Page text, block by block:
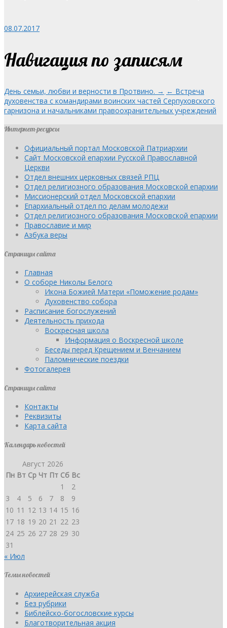
08.07.2017
Навигация по записям
День семьи, любви и верности в Протвино. → ← Встреча
духовенства с командирами воинских частей Серпуховского
гарнизона и начальниками правоохранительных учреждений
Интернет-ресурсы
Официальный портал Московской Патриархии
Сайт Московской епархии Русской Православной
Церкви
Отдел внешних церковных связей РПЦ
Отдел религиозного образования Московской епархии
Миссионерский отдел Московской епархии
Епархиальный отдел по делам молодежи
Отдел религиозного образования Московской епархии
Православие и мир
Азбука веры
Страницы сайта
Главная
О соборе Николы Белого
Икона Божией Матери «Поможение родам»
Духовенство собора
Расписание богослужений
Деятельность прихода
Воскресная школа
Информация о Воскресной школе
Беседы перед Крещением и Венчанием
Паломнические поездки
Фотогалерея
Страницы сайта
Контакты
Реквизиты
Карта сайта
Календарь новостей
Август 2026
Пн Вт Ср Чт Пт Сб Вс
1
2
3
4 5 6 7 8
9
10 11 12 13 14 15 16
17 18 19 20 21 22 23
24 25 26 27 28 29 30
31
« Июл
Темы новостей
Архиерейская служба
Без рубрики
Библейско-богословские курсы
Благотворительная акция